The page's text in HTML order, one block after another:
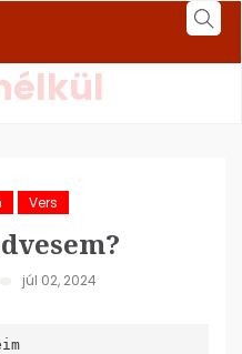
Vers
júl 02, 2024